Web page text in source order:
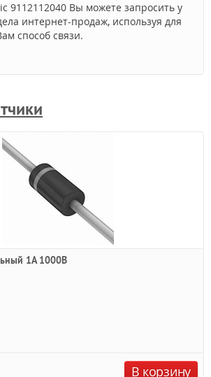
9112112040 Вы можете запросить у
интернет-продаж, используя для
способ связи.
1А 1000В
В корзину